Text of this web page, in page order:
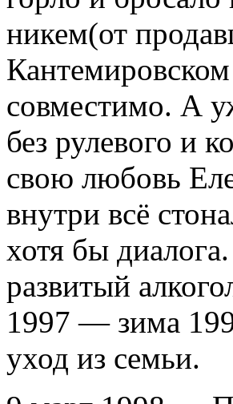
никем(от
совместимо. А
без рулевого и
свою любовь
внутри всё
хотя бы
развитый
1997 — зима
уход из семьи.